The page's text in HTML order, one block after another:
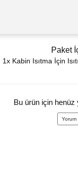
Paket
1x Kabin Isıtma İçin
Bu ürün için henüz
Yorum